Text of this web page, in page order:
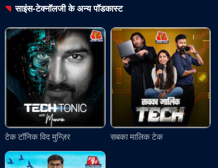
साइंस-टेक्नॉलजीके अन्य पॉडकास्ट
टेक टॉनिक विद मुन्ज़िर सबका मालिक टेक